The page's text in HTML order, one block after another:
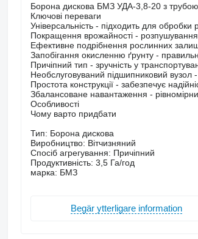
Борона дискова БМЗ УДА-3,8-20 з
Ключові переваги
Універсальність - підходить для обробки
Покращення врожайності -
Ефективне подрібнення рослинних
Запобігання окисленню ґрунту -
Причіпний тип - зручність у
Необслуговуваний підшипниковий вузол
Простота конструкції - забезпечує
Збалансоване навантаження -
Особливості
Чому варто придбати
Тип: Борона дискова
Виробництво: Вітчизняний
Спосіб агрегування: Причіпний
Продуктивність: 3,5 Га/год
марка: БМЗ
Begär ytterligare information